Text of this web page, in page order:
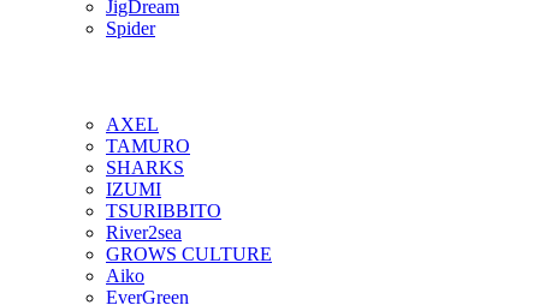
JigDream
Spider
AXEL
TAMURO
SHARKS
IZUMI
TSURIBBITO
River2sea
GROWS CULTURE
Aiko
EverGreen